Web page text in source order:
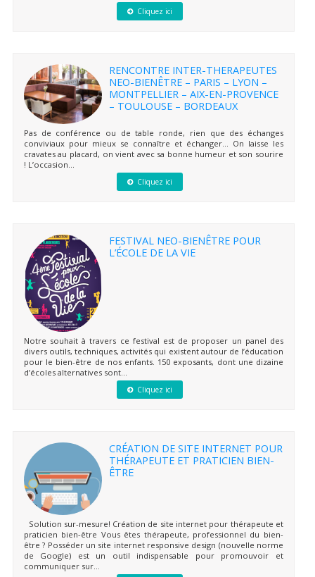
Cliquez ici
RENCONTRE INTER-THERAPEUTES
NEO-BIENÊTRE – PARIS – LYON –
MONTPELLIER – AIX-EN-PROVENCE
– TOULOUSE – BORDEAUX
Pas de conférence ou de table ronde, rien que des échanges
conviviaux pour mieux se connaître et échanger… On laisse les
cravates au placard, on vient avec sa bonne humeur et son sourire
! L’occasion...
Cliquez ici
FESTIVAL NEO-BIENÊTRE POUR
L’ÉCOLE DE LA VIE
Notre souhait à travers ce festival est de proposer un panel des
divers outils, techniques, activités qui existent autour de l’éducation
pour le bien-être de nos enfants. 150 exposants, dont une dizaine
d’écoles alternatives sont...
Cliquez ici
CRÉATION DE SITE INTERNET POUR
THÉRAPEUTE ET PRATICIEN BIEN-
ÊTRE
Solution sur-mesure! Création de site internet pour thérapeute et
praticien bien-être Vous êtes thérapeute, professionnel du bien-
être ? Posséder un site internet responsive design (nouvelle norme
de Google) est un outil indispensable pour promouvoir et
communiquer sur...